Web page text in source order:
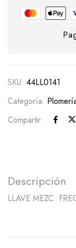
SKU: 44LL0141
Categoría:
Compartir:
Descripción
LLAVE MEZC.